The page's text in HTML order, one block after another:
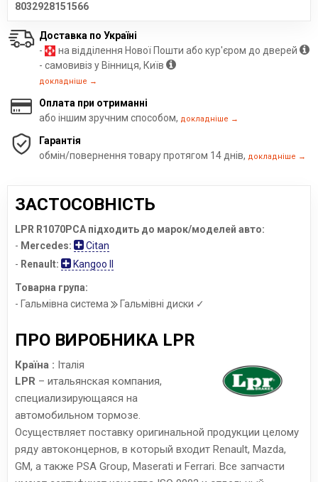
8032928151566
Доставка по Україні
-
на відділення Нової Пошти або кур'єром до дверей
- самовивіз у Вінниця, Київ
докладніше →
Оплата при отриманні
або іншим зручним способом, докладніше →
Гарантія
обмін/повернення товару протягом 14 днів, докладніше →
ЗАСТОСОВНІСТЬ
LPR R1070PCA підходить до марок/моделей авто:
- Mercedes:
Citan
- Renault: Kangoo II
Товарна група:
- Гальмівна система
Гальмівні диски ✓
ПРО ВИРОБНИКА LPR
Країна : Італія
LPR – итальянская компания,
специализирующаяся на
автомобильном тормозе.
Осуществляет поставку оригинальной продукции целому
ряду автоконцернов, в который входит Renault, Mazda,
GM, а также PSA Group, Maserati и Ferrari. Все запчасти